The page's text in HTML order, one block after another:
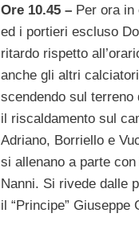
Ore 10.45 – Per ora in
ed i portieri escluso
ritardo rispetto
anche gli altri
scendendo sul terreno
il riscaldamento sul
Adriano, Borriello e
si allenano a parte
Nanni. Si rivede dalle
il “Principe” Giuseppe